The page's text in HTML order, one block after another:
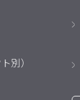
別）